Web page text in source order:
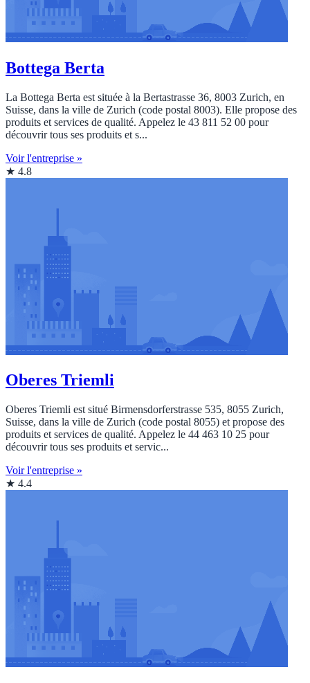
Bottega Berta
La Bottega Berta est située à la Bertastrasse 36, 8003 Zurich, en
Suisse, dans la ville de Zurich (code postal 8003). Elle propose des
produits et services de qualité. Appelez le 43 811 52 00 pour
découvrir tous ses produits et s...
Voir l'entreprise »
★ 4.8
Oberes Triemli
Oberes Triemli est situé Birmensdorferstrasse 535, 8055 Zurich,
Suisse, dans la ville de Zurich (code postal 8055) et propose des
produits et services de qualité. Appelez le 44 463 10 25 pour
découvrir tous ses produits et servic...
Voir l'entreprise »
★ 4.4